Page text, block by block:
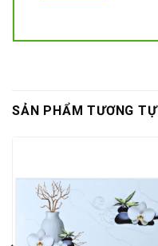
SẢN PHẨM TƯƠNG TỰ